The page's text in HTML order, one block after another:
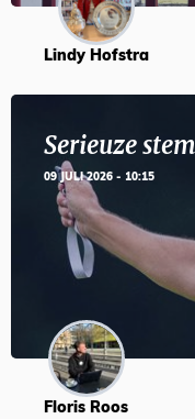
Lindy Hofstra
Serieuze
09 JULI 2026 - 10:15
Floris Roos